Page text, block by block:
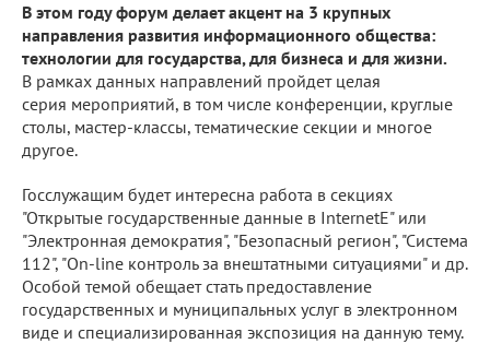
В этом году форум делает акцент на 3 крупных
направления развития информационного общества:
технологии для государства, для бизнеса и для жизни.
В рамках данных направлений пройдет целая
серия мероприятий, в том числе конференции, круглые
столы, мастер-классы, тематические секции и многое
другое.
Госслужащим будет интересна работа в секциях
"Открытые государственные данные в InternetE" или
"Электронная демократия", "Безопасный регион", "Система
112", "On-line контроль за внештатными ситуациями" и др.
Особой темой обещает стать предоставление
государственных и муниципальных услуг в электронном
виде и специализированная экспозиция на данную тему.